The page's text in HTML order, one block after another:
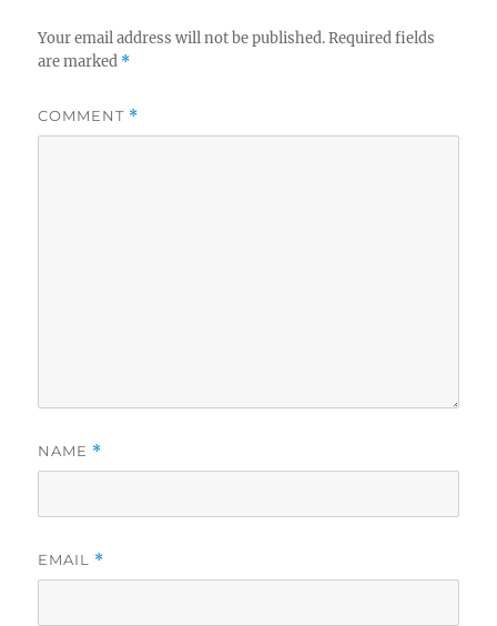
Your email address will not be published. Required fields
are marked *
COMMENT *
NAME *
EMAIL *